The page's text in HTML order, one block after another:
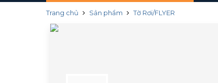
Trang chủ Sản phẩm Tờ Rơi/FLYER